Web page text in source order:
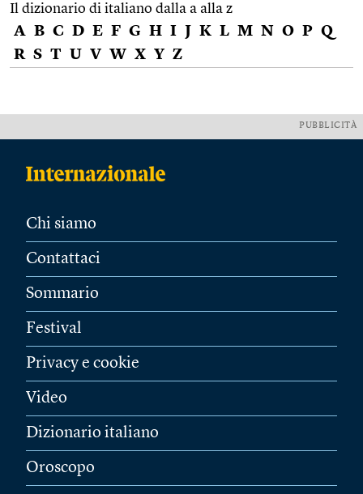
Il dizionario di italiano dalla a alla z
A B C D E F G H I J K L M N O P Q
R S T U V W X Y Z
PUBBLICITÀ
Chi siamo
Contattaci
Sommario
Festival
Privacy e cookie
Video
Dizionario italiano
Oroscopo